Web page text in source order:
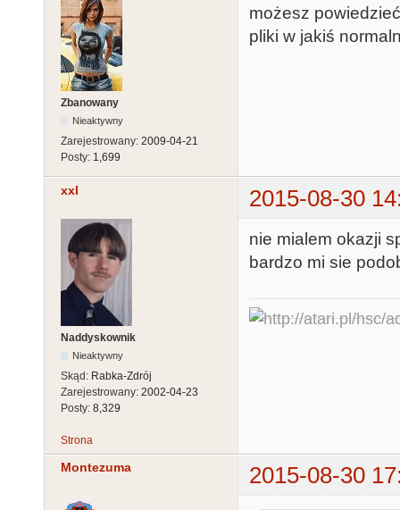
Zbanowany
Nieaktywny
Zarejestrowany: 2009-04-21
Posty: 1,699
możesz
pliki w jakiś
xxl 2015-08-30
Naddyskownik
Nieaktywny
Skąd: Rabka-Zdrój
Zarejestrowany: 2002-04-23
Posty: 8,329
nie mialem okazji
bardzo mi sie
Strona
Montezuma 2015-08-30